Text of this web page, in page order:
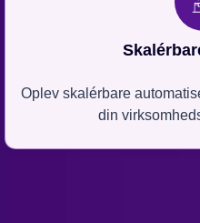
Oplev skalérbare
din